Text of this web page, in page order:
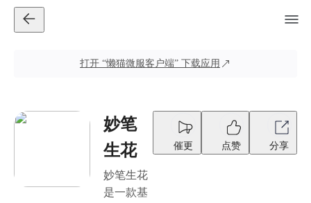
打开 “懒猫微服客户端” 下载应用
妙笔
生花
妙笔生花
是一款基
催更 点赞 分享